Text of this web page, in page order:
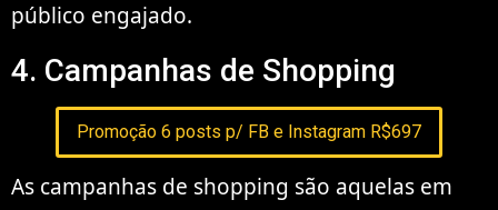
público engajado.
4. Campanhas de Shopping
Promoção 6 posts p/ FB e Instagram R$697
As campanhas de shopping são aquelas em